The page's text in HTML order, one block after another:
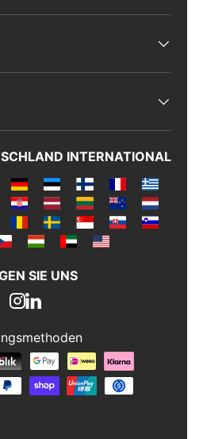
INTERNATIONAL
SIE UNS
Zahlungsmethoden